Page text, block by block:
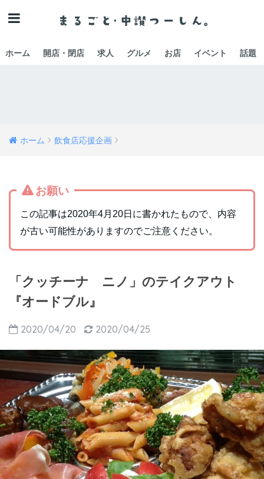
ホーム 開店・閉店 求人 グルメ お店 イベント 話題
ホーム 飲食店応援企画
お願い
この記事は2020年4月20日に書かれたもので、内容
が古い可能性がありますのでご注意ください。
「クッチーナ ニノ」のテイクアウト
『オードブル』
2020/04/20 2020/04/25